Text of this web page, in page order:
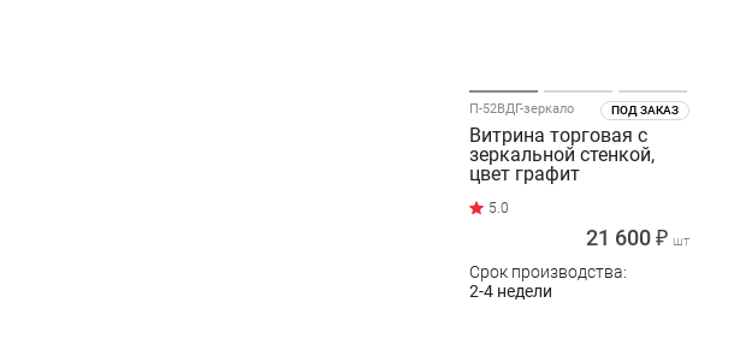
ПОД ЗАКАЗ
П-52ВДГ-зеркало
Витрина торговая с
зеркальной стенкой,
цвет графит
21 600 ₽ шт
Срок производства:
2-4 недели